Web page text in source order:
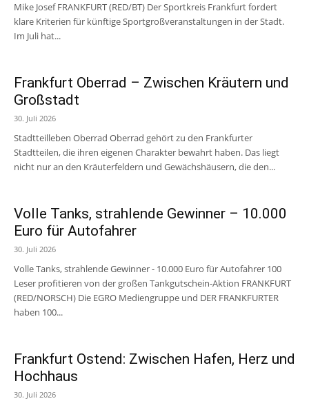
Mike Josef FRANKFURT (RED/BT) Der Sportkreis Frankfurt fordert
klare Kriterien für künftige Sportgroßveranstaltungen in der Stadt.
Im Juli hat...
Frankfurt Oberrad – Zwischen Kräutern und
Großstadt
30. Juli 2026
Stadtteilleben Oberrad Oberrad gehört zu den Frankfurter
Stadtteilen, die ihren eigenen Charakter bewahrt haben. Das liegt
nicht nur an den Kräuterfeldern und Gewächshäusern, die den...
Volle Tanks, strahlende Gewinner – 10.000
Euro für Autofahrer
30. Juli 2026
Volle Tanks, strahlende Gewinner - 10.000 Euro für Autofahrer 100
Leser profitieren von der großen Tankgutschein-Aktion FRANKFURT
(RED/NORSCH) Die EGRO Mediengruppe und DER FRANKFURTER
haben 100...
Frankfurt Ostend: Zwischen Hafen, Herz und
Hochhaus
30. Juli 2026